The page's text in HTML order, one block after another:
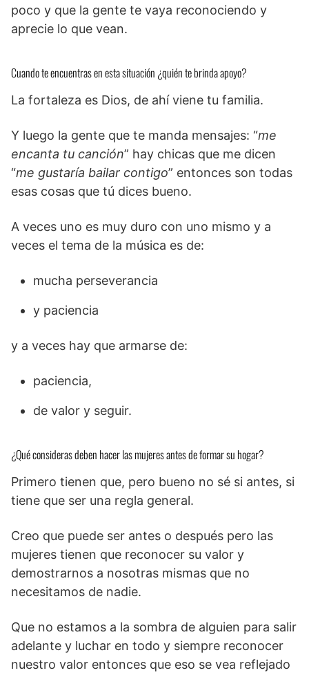
poco y que la gente te vaya reconociendo y
aprecie lo que vean.
Cuando te encuentras en esta situación ¿quién te brinda apoyo?
La fortaleza es Dios, de ahí viene tu familia.
Y luego la gente que te manda mensajes: “me
encanta tu canción” hay chicas que me dicen
“me gustaría bailar contigo” entonces son todas
esas cosas que tú dices bueno.
A veces uno es muy duro con uno mismo y a
veces el tema de la música es de:
mucha perseverancia
y paciencia
y a veces hay que armarse de:
paciencia,
de valor y seguir.
¿Qué consideras deben hacer las mujeres antes de formar su hogar?
Primero tienen que, pero bueno no sé si antes, si
tiene que ser una regla general.
Creo que puede ser antes o después pero las
mujeres tienen que reconocer su valor y
demostrarnos a nosotras mismas que no
necesitamos de nadie.
Que no estamos a la sombra de alguien para salir
adelante y luchar en todo y siempre reconocer
nuestro valor entonces que eso se vea reflejado